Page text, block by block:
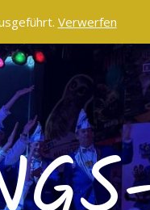
Verwerfen